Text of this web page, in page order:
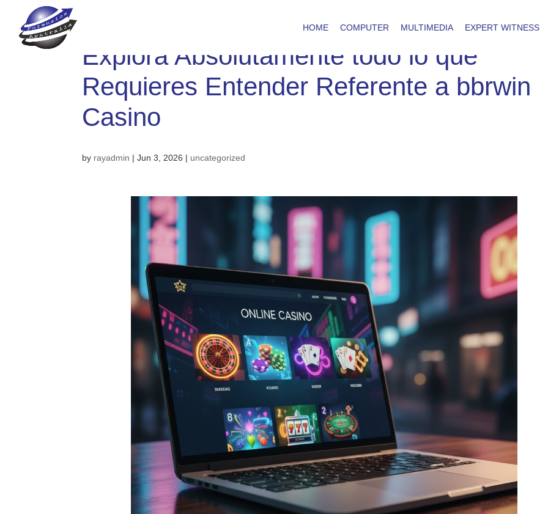
HOME COMPUTER MULTIMEDIA EXPERT WITNESS
Explora Absolutamente todo lo que
Requieres Entender Referente a bbrwin
Casino
by rayadmin |Jun 3, 2026 | uncategorized